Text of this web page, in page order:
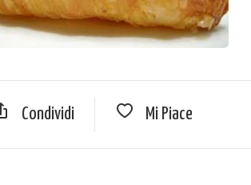
Condividi Mi Piace